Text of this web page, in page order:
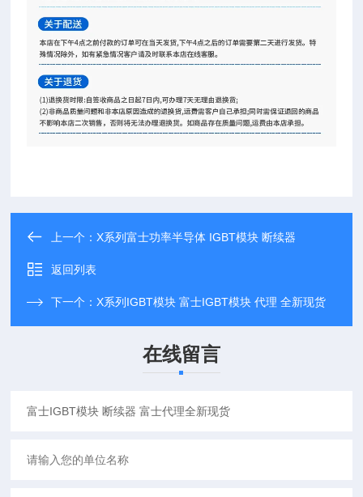
上一个：X系列富士功率半导体 IGBT模块 断续器
返回列表
下一个：X系列IGBT模块 富士IGBT模块 代理 全新现货
在线留言